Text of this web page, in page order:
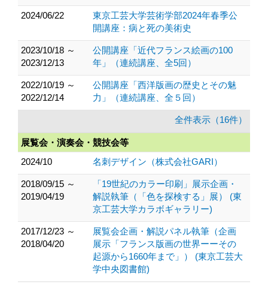
2024/06/22
東京工芸大学芸術学部2024年春季公
開講座：病と死の美術史
2023/10/18 ～
2023/12/13
公開講座「近代フランス絵画の100
年」（連続講座、全5回）
2022/10/19 ～
2022/12/14
公開講座「西洋版画の歴史とその魅
力」（連続講座、全５回）
全件表示（16件）
展覧会・演奏会・競技会等
2024/10
名刺デザイン（株式会社GARI）
2018/09/15 ～
2019/04/19
「19世紀のカラー印刷」展示企画・
解説執筆（「色を探検する」展） (東
京工芸大学カラボギャラリー)
2017/12/23 ～
2018/04/20
展覧会企画・解説パネル執筆（企画
展示「フランス版画の世界ーーその
起源から1660年まで」） (東京工芸大
学中央図書館)